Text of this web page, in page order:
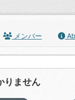
メンバー
りません